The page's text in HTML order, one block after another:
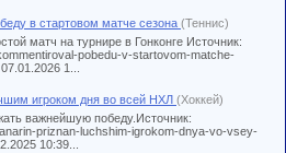
в стартовом матче сезона (Теннис)
матч на турнире в Гонконге Источник:
pobedu-v-startovom-matche-
1...
игроком дня во всей НХЛ (Хоккей)
важнейшую победу.Источник:
priznan-luchshim-igrokom-dnya-vo-vsey-
10:39...